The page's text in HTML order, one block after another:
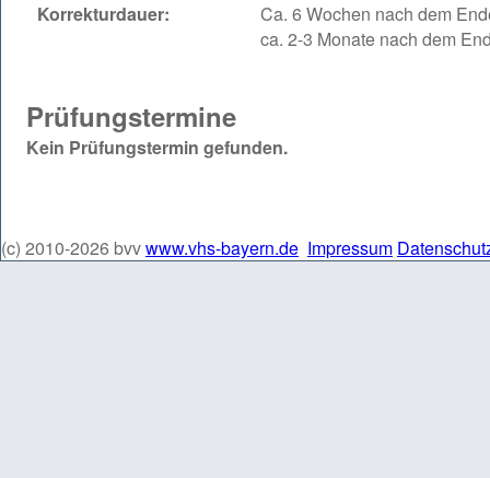
Korrekturdauer:
Ca. 6 Wochen nach dem
ca. 2-3 Monate nach dem
Prüfungstermine
Kein Prüfungstermin gefunden.
(c) 2010-2026 bvvwww.vhs-bayern.de Impressum